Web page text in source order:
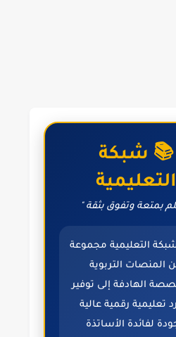
📚 شبكة
التعليمية
بمتعة وتفوق بثقة "
التعليمية مجموعة
المنصات التربوية
الهادفة إلى توفير
تعليمية رقمية عالية
لفائدة الأساتذة